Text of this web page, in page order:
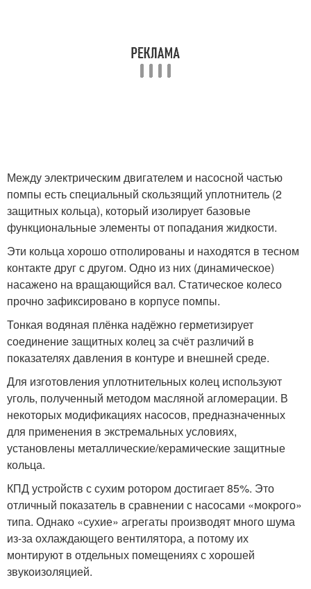
Между электрическим двигателем и насосной частью
помпы есть специальный скользящий уплотнитель (2
защитных кольца), который изолирует базовые
функциональные элементы от попадания жидкости.
Эти кольца хорошо отполированы и находятся в тесном
контакте друг с другом. Одно из них (динамическое)
насажено на вращающийся вал. Статическое колесо
прочно зафиксировано в корпусе помпы.
Тонкая водяная плёнка надёжно герметизирует
соединение защитных колец за счёт различий в
показателях давления в контуре и внешней среде.
Для изготовления уплотнительных колец используют
уголь, полученный методом масляной агломерации. В
некоторых модификациях насосов, предназначенных
для применения в экстремальных условиях,
установлены металлические/керамические защитные
кольца.
КПД устройств с сухим ротором достигает 85%. Это
отличный показатель в сравнении с насосами «мокрого»
типа. Однако «сухие» агрегаты производят много шума
из-за охлаждающего вентилятора, а потому их
монтируют в отдельных помещениях с хорошей
звукоизоляцией.